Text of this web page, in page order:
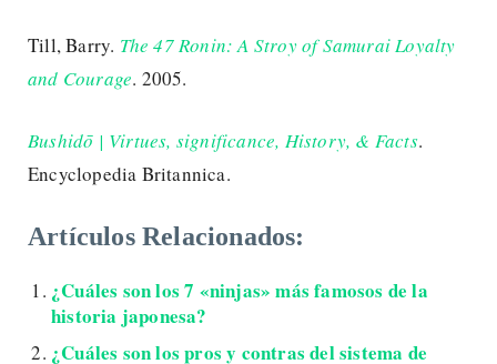
Till, Barry. The 47 Ronin: A Stroy of Samurai Loyalty
and Courage. 2005.
Bushidō | Virtues, significance, History, & Facts.
Encyclopedia Britannica.
Artículos Relacionados:
¿Cuáles son los 7 «ninjas» más famosos de la
historia japonesa?
¿Cuáles son los pros y contras del sistema de